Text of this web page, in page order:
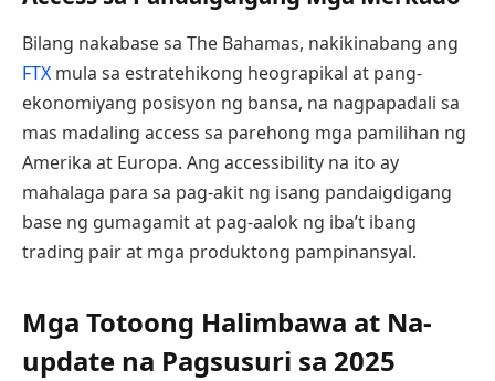
Bilang nakabase sa The Bahamas, nakikinabang ang
FTX mula sa estratehikong heograpikal at pang-
ekonomiyang posisyon ng bansa, na nagpapadali sa
mas madaling access sa parehong mga pamilihan ng
Amerika at Europa. Ang accessibility na ito ay
mahalaga para sa pag-akit ng isang pandaigdigang
base ng gumagamit at pag-aalok ng iba’t ibang
trading pair at mga produktong pampinansyal.
Mga Totoong Halimbawa at Na-
update na Pagsusuri sa 2025